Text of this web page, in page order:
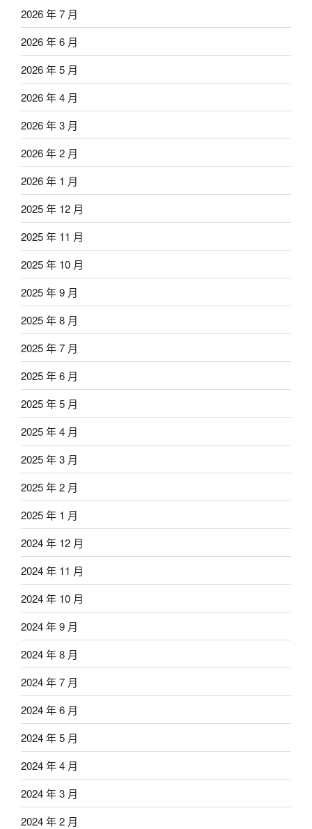
2026 年 7 月
2026 年 6 月
2026 年 5 月
2026 年 4 月
2026 年 3 月
2026 年 2 月
2026 年 1 月
2025 年 12 月
2025 年 11 月
2025 年 10 月
2025 年 9 月
2025 年 8 月
2025 年 7 月
2025 年 6 月
2025 年 5 月
2025 年 4 月
2025 年 3 月
2025 年 2 月
2025 年 1 月
2024 年 12 月
2024 年 11 月
2024 年 10 月
2024 年 9 月
2024 年 8 月
2024 年 7 月
2024 年 6 月
2024 年 5 月
2024 年 4 月
2024 年 3 月
2024 年 2 月